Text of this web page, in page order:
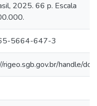
2025. 66 p. Escala
5664-647-3
rigeo.sgb.gov.br/handle/